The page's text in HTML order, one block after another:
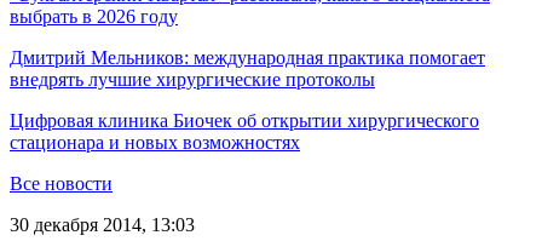
выбрать в 2026 году
Дмитрий Мельников: международная практика помогает
внедрять лучшие хирургические протоколы
Цифровая клиника Биочек об открытии хирургического
стационара и новых возможностях
Все новости
30 декабря 2014, 13:03